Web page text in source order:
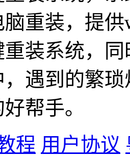
重装，提
装系统，
遇到的繁
帮手。
程 用户协议